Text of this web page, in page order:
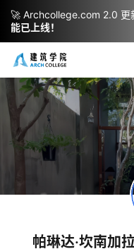
帕琳达·坎南加
🚀 Archcollege.com 2.0 更
能已上线！